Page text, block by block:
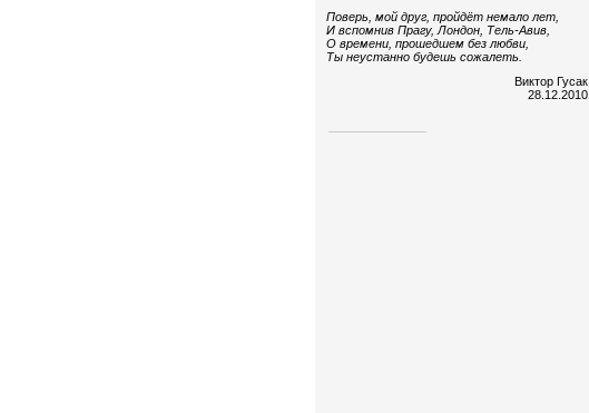
Поверь, мой друг, пройдёт немало лет,
И вспомнив Прагу, Лондон, Тель-Авив,
О времени, прошедшем без любви,
Ты неустанно будешь сожалеть.
Виктор Гусак
28.12.2010